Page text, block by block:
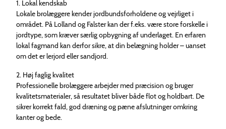
1. Lokal kendskab
Lokale brolæggere kender jordbundsforholdene og vejrliget i
området. På Lolland og Falster kan der f.eks. være store forskelle i
jordtype, som kræver særlig opbygning af underlaget. En erfaren
lokal fagmand kan derfor sikre, at din belægning holder – uanset
om det er lerjord eller sandjord.
2. Høj faglig kvalitet
Professionelle brolæggere arbejder med præcision og bruger
kvalitetsmaterialer, så resultatet bliver både flot og holdbart. De
sikrer korrekt fald, god dræning og pæne afslutninger omkring
kanter og bede.